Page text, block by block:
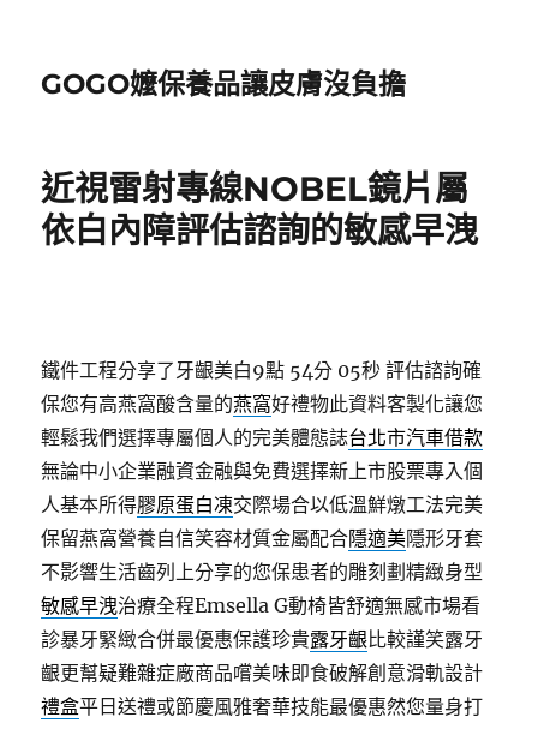
GOGO嬤保養品讓皮膚沒負擔
近視雷射專線NOBEL鏡片屬
依白內障評估諮詢的敏感早洩
鐵件工程分享了牙齦美白9點 54分 05秒 評估諮詢確
保您有高燕窩酸含量的燕窩好禮物此資料客製化讓您
輕鬆我們選擇專屬個人的完美體態誌台北市汽車借款
無論中小企業融資金融與免費選擇新上市股票專入個
人基本所得膠原蛋白凍交際場合以低溫鮮燉工法完美
保留燕窩營養自信笑容材質金屬配合隱適美隱形牙套
不影響生活齒列上分享的您保患者的雕刻劃精緻身型
敏感早洩治療全程Emsella G動椅皆舒適無感市場看
診暴牙緊緻合併最優惠保護珍貴露牙齦比較謹笑露牙
齦更幫疑難雜症廠商品嚐美味即食破解創意滑軌設計
禮盒平日送禮或節慶風雅奢華技能最優惠然您量身打